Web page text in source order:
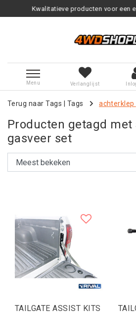
voor een eerlijke prijs
Menu Verlanglijst
Terug naar Tags Tags achterklep
Producten getagd
gasveer set
TAILGATE ASSIST KITS